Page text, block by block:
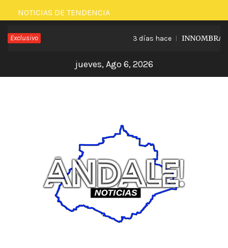
Saltar
al
contenido
NOTICIAS DE TENDENCIA
Exclusivo 3 días hace
jueves, Ago 6, 2026